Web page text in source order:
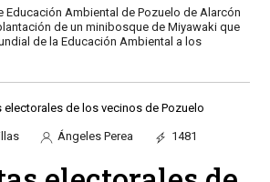
Educación Ambiental de Pozuelo de Alarcón
de un minibosque de Miyawaki que
de la Educación Ambiental a los
Ángeles Perea
1481